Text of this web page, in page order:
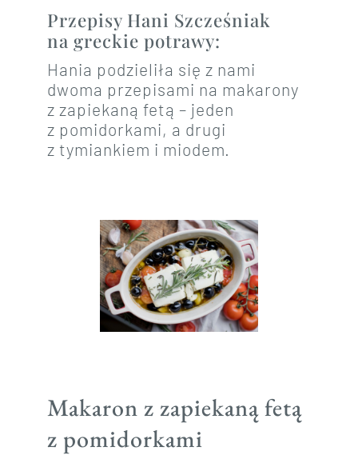
Przepisy Hani Szcześniak
na greckie potrawy:
Hania podzieliła się z nami
dwoma przepisami na makarony
z zapiekaną fetą – jeden
z pomidorkami, a drugi
z tymiankiem i miodem.
Makaron z zapiekaną fetą
z pomidorkami